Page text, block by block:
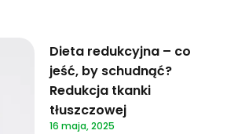
Dieta redukcyjna – co
jeść, by schudnąć?
Redukcja tkanki
tłuszczowej
16 maja, 2025